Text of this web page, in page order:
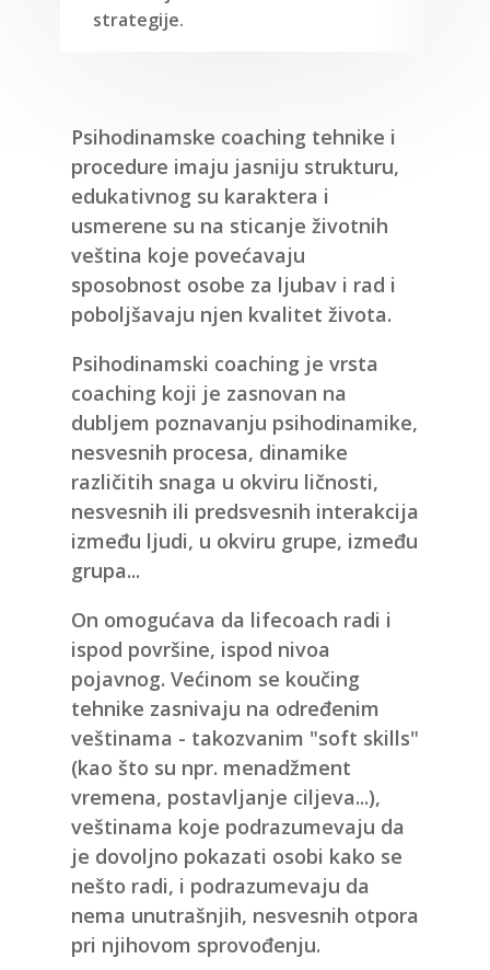
strategije.
Psihodinamske coaching tehnike i
procedure imaju jasniju strukturu,
edukativnog su karaktera i
usmerene su na sticanje životnih
veština koje povećavaju
sposobnost osobe za ljubav i rad i
poboljšavaju njen kvalitet života.
Psihodinamski coaching je vrsta
coaching koji je zasnovan na
dubljem poznavanju psihodinamike,
nesvesnih procesa, dinamike
različitih snaga u okviru ličnosti,
nesvesnih ili predsvesnih interakcija
između ljudi, u okviru grupe, između
grupa...
On omogućava da lifecoach radi i
ispod površine, ispod nivoa
pojavnog. Većinom se koučing
tehnike zasnivaju na određenim
veštinama - takozvanim "soft skills"
(kao što su npr. menadžment
vremena, postavljanje ciljeva...),
veštinama koje podrazumevaju da
je dovoljno pokazati osobi kako se
nešto radi, i podrazumevaju da
nema unutrašnjih, nesvesnih otpora
pri njihovom sprovođenju.